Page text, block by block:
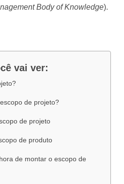
Body of Knowledge).
vai ver:
de projeto?
de projeto
de produto
de montar o escopo de